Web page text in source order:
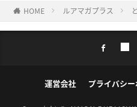
HOME ルアマガプラス
運営会社 プライバシ